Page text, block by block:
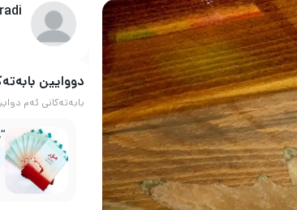
دووایین
بابەتەکانی ئەم